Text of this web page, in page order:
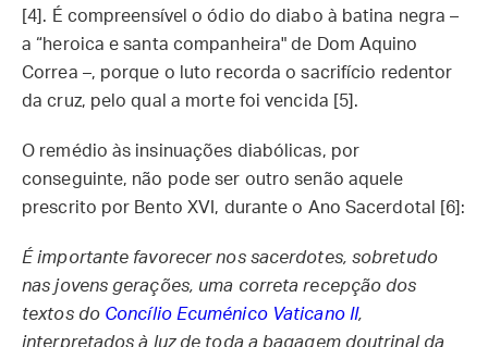
[4]. É compreensível o ódio do diabo à batina negra –
a “heroica e santa companheira" de Dom Aquino
Correa –, porque o luto recorda o sacrifício redentor
da cruz, pelo qual a morte foi vencida [5].
O remédio às insinuações diabólicas, por
conseguinte, não pode ser outro senão aquele
prescrito por Bento XVI, durante o Ano Sacerdotal [6]:
É importante favorecer nos sacerdotes, sobretudo
nas jovens gerações, uma correta recepção dos
textos do Concílio Ecuménico Vaticano II,
interpretados à luz de toda a bagagem doutrinal da